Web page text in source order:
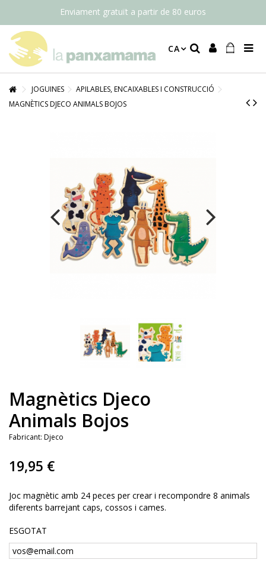
Enviament gratuït a partir de 80 euros
CA
JOGUINES
APILABLES, ENCAIXABLES I CONSTRUCCIÓ
MAGNÈTICS DJECO ANIMALS BOJOS
Magnètics Djeco
Animals Bojos
Fabricant: Djeco
19,95 €
Joc magnètic amb 24 peces per crear i recompondre 8 animals
diferents barrejant caps, cossos i cames.
ESGOTAT